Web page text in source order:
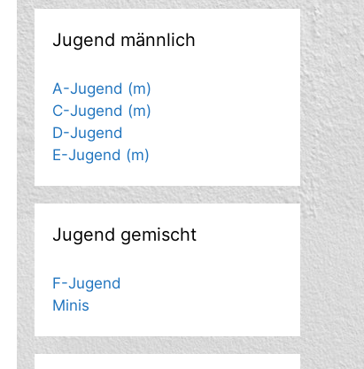
Jugend männlich
A-Jugend (m)
C-Jugend (m)
D-Jugend
E-Jugend (m)
Jugend gemischt
F-Jugend
Minis